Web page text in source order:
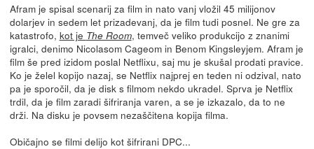
Afram je spisal scenarij za film in nato vanj vložil 45 milijonov
dolarjev in sedem let prizadevanj, da je film tudi posnel. Ne gre za
katastrofo, kot je The Room, temveč veliko produkcijo z znanimi
igralci, denimo Nicolasom Cageom in Benom Kingsleyjem. Afram je
film še pred izidom poslal Netflixu, saj mu je skušal prodati pravice.
Ko je želel kopijo nazaj, se Netflix najprej en teden ni odzival, nato
pa je sporočil, da je disk s filmom nekdo ukradel. Sprva je Netflix
trdil, da je film zaradi šifriranja varen, a se je izkazalo, da to ne
drži. Na disku je povsem nezaščitena kopija filma.
Običajno se filmi delijo kot šifrirani DPC...